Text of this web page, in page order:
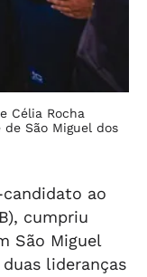
Célia Rocha
São Miguel dos
ao
cumpriu
São Miguel
lideranças